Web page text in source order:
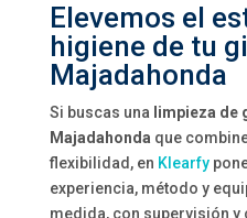
Elevemos el
higiene de tu
Majadahonda
Si buscas una limpieza de
Majadahonda que
flexibilidad, en Klearfy
experiencia, método y
medida, con supervisión